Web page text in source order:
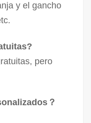
y el gancho
pero
？